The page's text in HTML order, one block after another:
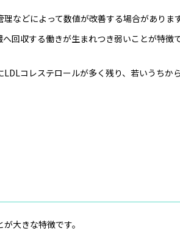
などによって数値が改善する場合がありま
回収する働きが生まれつき弱いことが特徴
コレステロールが多く残り、若いうちか
大きな特徴です。